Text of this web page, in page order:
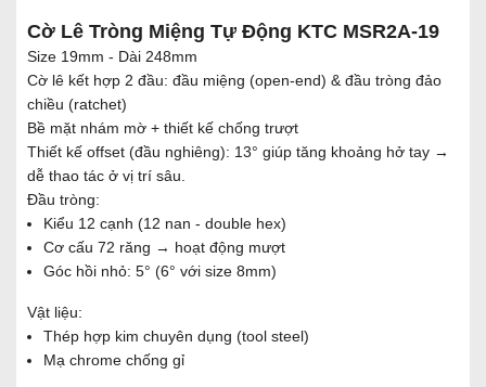
Cờ Lê Tròng Miệng Tự Động KTC MSR2A-19
Size 19mm - Dài 248mm
Cờ lê kết hợp 2 đầu: đầu miệng (open-end) & đầu tròng đảo
chiều (ratchet)
Bề mặt nhám mờ + thiết kế chống trượt
Thiết kế offset (đầu nghiêng): 13° giúp tăng khoảng hở tay →
dễ thao tác ở vị trí sâu.
Đầu tròng:
Kiểu 12 cạnh (12 nan - double hex)
Cơ cấu 72 răng → hoạt động mượt
Góc hồi nhỏ: 5° (6° với size 8mm)
Vật liệu:
Thép hợp kim chuyên dụng (tool steel)
Mạ chrome chống gỉ